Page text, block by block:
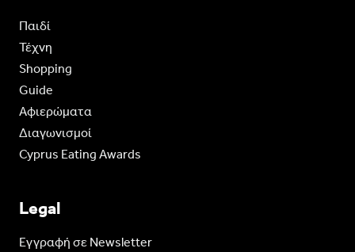
Παιδί
Τέχνη
Shopping
Guide
Aφιερώματα
Διαγωνισμοί
Cyprus Eating Awards
Legal
Eγγραφή σε Newsletter